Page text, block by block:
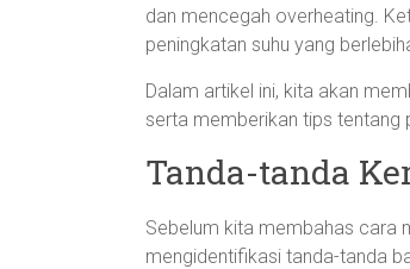
dan mencegah overheating.
peningkatan suhu yang
Dalam artikel ini, kita akan
serta memberikan tips tentang
Tanda-tanda
Sebelum kita membahas cara
mengidentifikasi tanda-tanda